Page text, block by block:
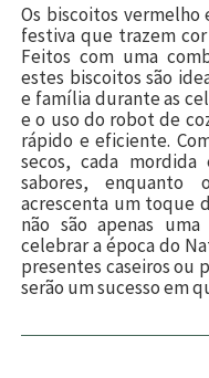
Os biscoitos
festiva que trazem
Feitos com uma
estes biscoitos são
e família durante as
e o uso do robot de
rápido e eficiente.
secos, cada
sabores, enquanto
acrescenta um toque
não são apenas
celebrar a época do
presentes caseiros ou
serão um sucesso em